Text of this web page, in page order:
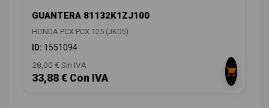
GUANTERA 81132K1ZJ100
HONDA PCX PCX 125 (JK05)
ID: 1551094
28,00 € Sin IVA
33,88 € Con IVA